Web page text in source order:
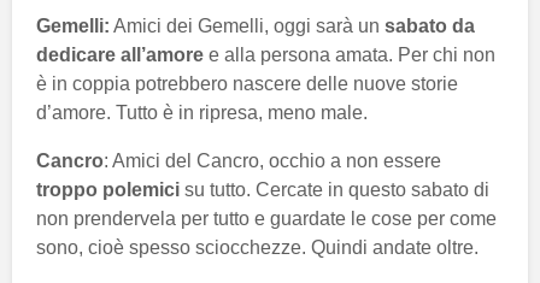
Gemelli: Amici dei Gemelli, oggi sarà un sabato da
dedicare all’amore e alla persona amata. Per chi non
è in coppia potrebbero nascere delle nuove storie
d’amore. Tutto è in ripresa, meno male.
Cancro: Amici del Cancro, occhio a non essere
troppo polemici su tutto. Cercate in questo sabato di
non prendervela per tutto e guardate le cose per come
sono, cioè spesso sciocchezze. Quindi andate oltre.